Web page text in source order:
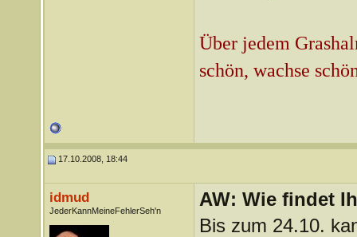
Über jedem
schön, wachse
17.10.2008, 18:44
idmud
JederKannMeineFehlerSeh'n
AW: Wie findet
Bis zum 24.10.